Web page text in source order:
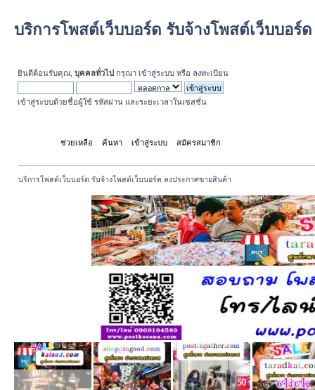
บริการโพสต์เว็บบอร์ด รับจ้างโพสต์เว็บบอร์
ยินดีต้อนรับคุณ, บุคคลทั่วไป กรุณา เข้าสู่ระบบ หรือ ลงทะเบียน
เข้าสู่ระบบด้วยชื่อผู้ใช้ รหัสผ่าน และระยะเวลาในเซสชั่น
ช่วยเหลือ ค้นหา เข้าสู่ระบบ สมัครสมาชิก
บริการโพสต์เว็บบอร์ด รับจ้างโพสต์เว็บบอร์ด ลงประกาศขายสินค้า